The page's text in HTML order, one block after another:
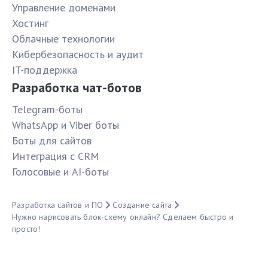
Управление доменами
Хостинг
Облачные технологии
Кибербезопасность и аудит
IT-поддержка
Разработка чат-ботов
Telegram-боты
WhatsApp и Viber боты
Боты для сайтов
Интеграция с CRM
Голосовые и AI-боты
Разработка сайтов и ПО
Создание сайта
Нужно нарисовать блок-схему онлайн? Сделаем быстро и
просто!